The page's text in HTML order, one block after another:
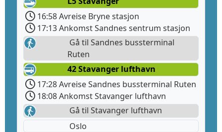
16:58 Avreise Bryne stasjon
17:13 Ankomst Sandnes sentrum stasjon
Gå til Sandnes bussterminal
Ruten
42 Stavanger lufthavn
17:28 Avreise Sandnes bussterminal Ruten
18:08 Ankomst Stavanger lufthavn
Gå til Stavanger lufthavn
Oslo